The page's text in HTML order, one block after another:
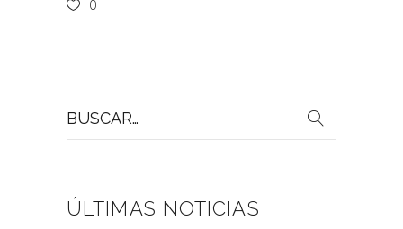
0
por:
ÚLTIMAS NOTICIAS